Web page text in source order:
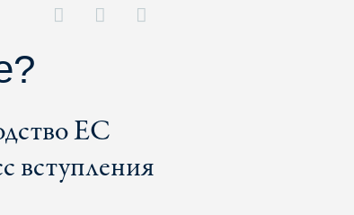
ЕС
вступления